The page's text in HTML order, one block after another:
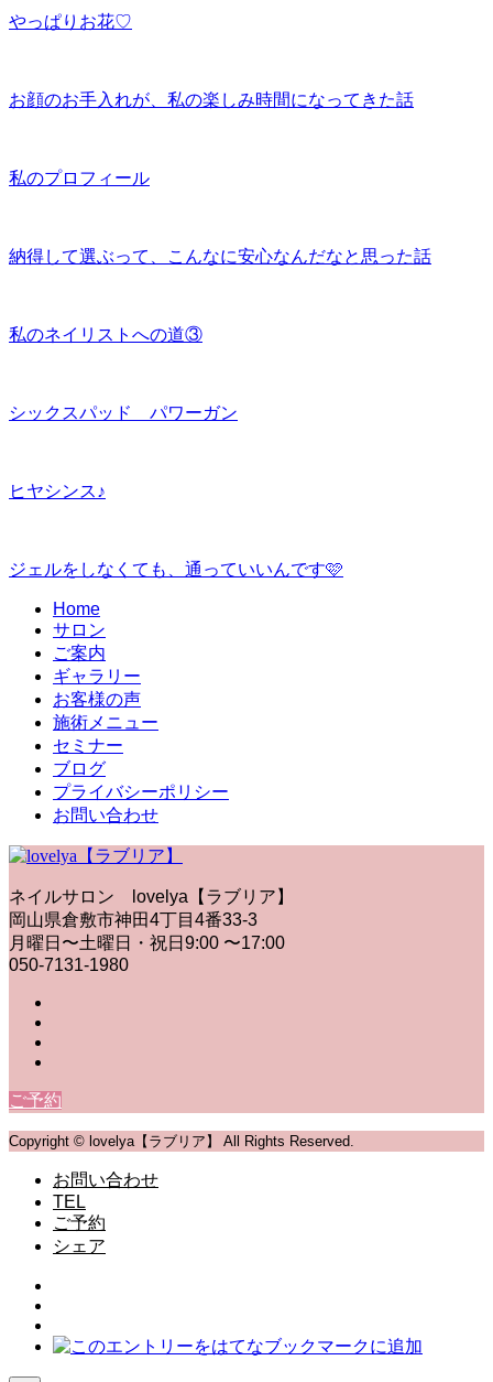
やっぱりお花♡
お顔のお手入れが、私の楽しみ時間になってきた話
私のプロフィール
納得して選ぶって、こんなに安心なんだなと思った話
私のネイリストへの道③
シックスパッド パワーガン
ヒヤシンス♪
ジェルをしなくても、通っていいんです🩷
Home
サロン
ご案内
ギャラリー
お客様の声
施術メニュー
セミナー
ブログ
プライバシーポリシー
お問い合わせ
ネイルサロン lovelya【ラブリア】
岡山県倉敷市神田4丁目4番33-3
月曜日〜土曜日・祝日9:00 〜17:00
050-7131-1980
ご予約
Copyright © lovelya【ラブリア】 All Rights Reserved.
お問い合わせ
TEL
ご予約
シェア